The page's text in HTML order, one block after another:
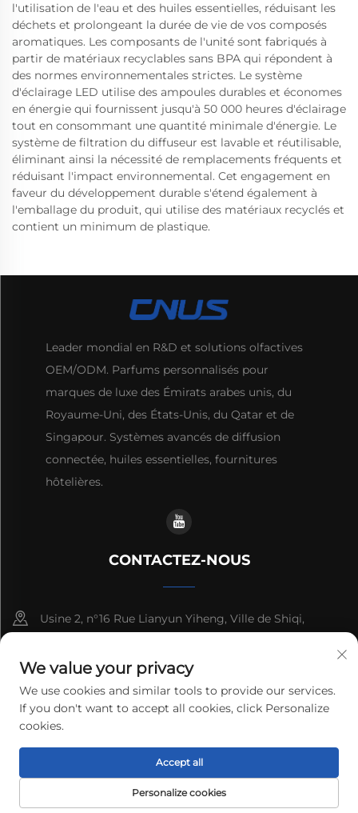
l'utilisation de l'eau et des huiles essentielles, réduisant les
déchets et prolongeant la durée de vie de vos composés
aromatiques. Les composants de l'unité sont fabriqués à
partir de matériaux recyclables sans BPA qui répondent à
des normes environnementales strictes. Le système
d'éclairage LED utilise des ampoules durables et économes
en énergie qui fournissent jusqu'à 50 000 heures d'éclairage
tout en consommant une quantité minimale d'énergie. Le
système de filtration du diffuseur est lavable et réutilisable,
éliminant ainsi la nécessité de remplacements fréquents et
réduisant l'impact environnemental. Cet engagement en
faveur du développement durable s'étend également à
l'emballage du produit, qui utilise des matériaux recyclés et
contient un minimum de plastique.
Leader mondial en R&D et solutions olfactives
OEM/ODM. Parfums personnalisés pour
marques de luxe des Émirats arabes unis, du
Royaume-Uni, des États-Unis, du Qatar et de
Singapour. Systèmes avancés de diffusion
connectée, huiles essentielles, fournitures
hôtelières.
CONTACTEZ-NOUS
Usine 2, n°16 Rue Lianyun Yiheng, Ville de Shiqi,
+86-13192436782
[email protected]
Droits d'auteur © 2025 cnus tech (guangdong) co.,ltd. Tous
droits réservés. Politique de confidentialité
We value your privacy
We use cookies and similar tools to provide our services.
If you don't want to accept all cookies, click Personalize
cookies.
Personalize cookies
Accept all